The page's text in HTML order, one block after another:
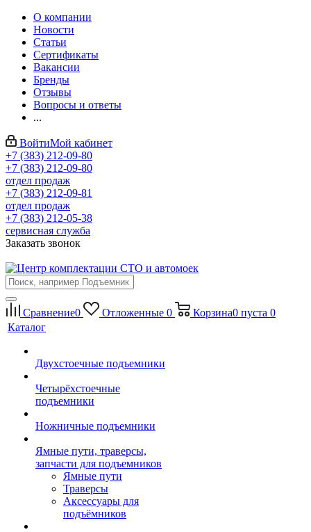
О компании
Новости
Статьи
Сертификаты
Вакансии
Бренды
Отзывы
Вопросы и ответы
...
ВойтиМой кабинет
+7 (383) 212-09-80
+7 (383) 212-09-80
отдел продаж
+7 (383) 212-09-81
отдел продаж
+7 (383) 212-05-38
сервисная служба
Заказать звонок
Сравнение0 Отложенные 0 Корзина0 пуста 0
Каталог
Двухстоечные подъемники
Четырёхстоечные
подъемники
Ножничные подъемники
Ямные пути, траверсы,
запчасти для подъемников
Ямные пути
Траверсы
Аксессуары для
подъёмников